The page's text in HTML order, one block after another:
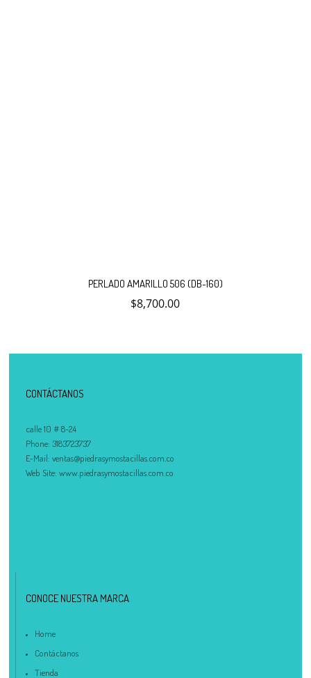
PERLADO AMARILLO 506 (DB-160)
$8,700.00
CONTÁCTANOS
calle 10 # 8-24
Phone: 3183723737
E-Mail: ventas@piedrasymostacillas.com.co
Web Site: www.piedrasymostacillas.com.co
CONOCE NUESTRA MARCA
Home
Contáctanos
Tienda